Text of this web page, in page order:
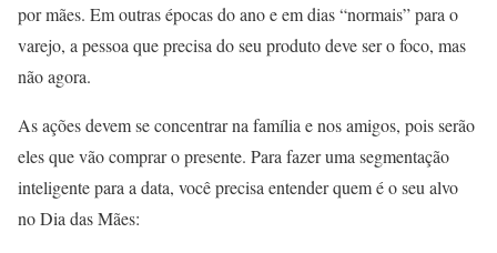
por mães. Em outras épocas do ano e em dias “normais” para o
varejo, a pessoa que precisa do seu produto deve ser o foco, mas
não agora.
As ações devem se concentrar na família e nos amigos, pois serão
eles que vão comprar o presente. Para fazer uma segmentação
inteligente para a data, você precisa entender quem é o seu alvo
no Dia das Mães: